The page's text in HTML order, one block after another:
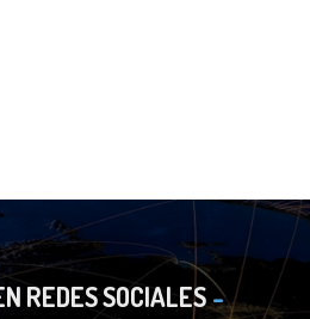
REDES SOCIALES